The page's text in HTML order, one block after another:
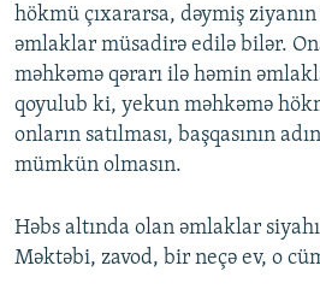
hökmü çıxararsa, dəymiş
əmlaklar müsadirə edilə bilər.
məhkəmə qərarı ilə həmin
qoyulub ki, yekun məhkəmə
onların satılması, başqasının
mümkün olmasın.
Həbs altında olan əmlaklar
Məktəbi, zavod, bir neçə ev, o